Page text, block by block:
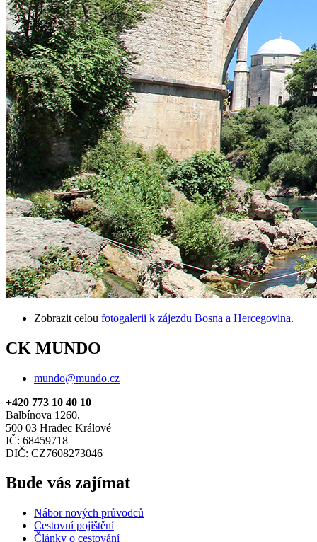
Zobrazit celou fotogalerii k zájezdu Bosna a Hercegovina.
CK MUNDO
mundo@mundo.cz
+420 773 10 40 10
Balbínova 1260,
500 03 Hradec Králové
IČ: 68459718
DIČ: CZ7608273046
Bude vás zajímat
Nábor nových průvodců
Cestovní pojištění
Články o cestování